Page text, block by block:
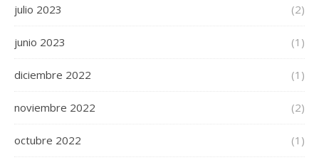
julio 2023 (2)
junio 2023 (1)
diciembre 2022 (1)
noviembre 2022 (2)
octubre 2022 (1)